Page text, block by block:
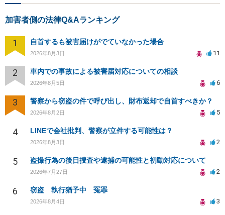
加害者側の法律Q&Aランキング
1 自首するも被害届けがでていなかった場合
2026年8月3日 11
2 車内での事故による被害届対応についての相談
2026年8月5日 6
3 警察から窃盗の件で呼び出し、財布返却で自首すべきか？
2026年8月2日 5
4 LINEで会社批判、警察が立件する可能性は？
2026年8月3日 2
5 盗撮行為の後日捜査や逮捕の可能性と初動対応について
2026年7月27日 2
6 窃盗 執行猶予中 冤罪
2026年8月4日 3